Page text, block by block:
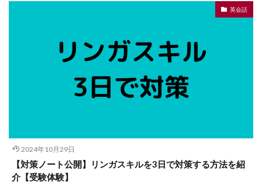
英会話
2024年10月29日
【対策ノート公開】リンガスキルを3日で対策する方法を紹
介【受験体験】